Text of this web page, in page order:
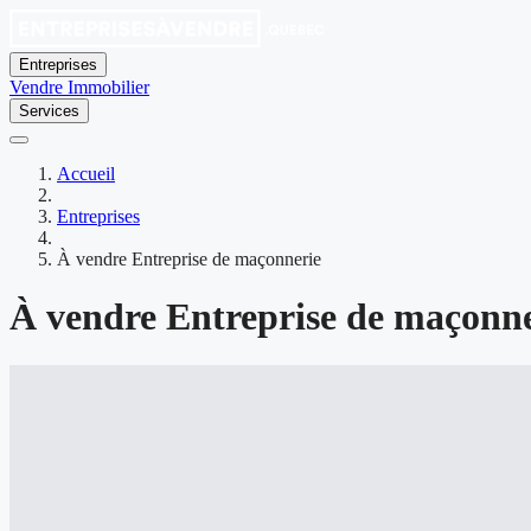
Entreprises
Vendre Immobilier
Services
Accueil
Entreprises
À vendre Entreprise de maçonnerie
À vendre Entreprise de